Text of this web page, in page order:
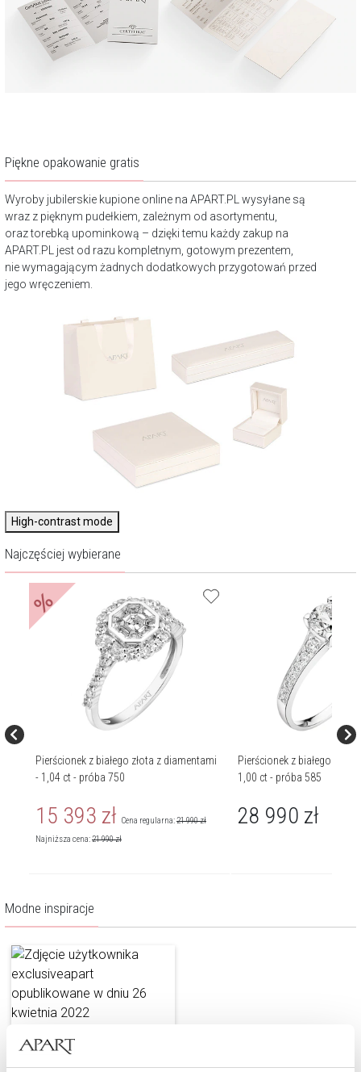
Piękne opakowanie gratis
Wyroby jubilerskie kupione online na APART.PL wysyłane są
wraz z pięknym pudełkiem, zależnym od asortymentu,
oraz torebką upominkową – dzięki temu każdy zakup na
APART.PL jest od razu kompletnym, gotowym prezentem,
nie wymagającym żadnych dodatkowych przygotowań przed
jego wręczeniem.
High-contrast mode
Najczęściej wybierane
%
Pierścionek z białego złota z diamentami
- 1,04 ct - próba 750
15 393 zł Cena regularna:21 990zł
Najniższa cena:21 990zł
Pierścionek z białego
1,00 ct - próba 585
28 990 zł
Modne inspiracje